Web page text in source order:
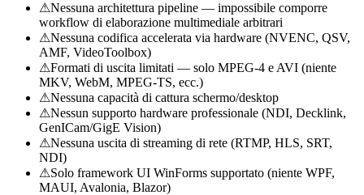
⚠Nessuna architettura pipeline — impossibile comporre
workflow di elaborazione multimediale arbitrari
⚠Nessuna codifica accelerata via hardware (NVENC, QSV,
AMF, VideoToolbox)
⚠Formati di uscita limitati — solo MPEG-4 e AVI (niente
MKV, WebM, MPEG-TS, ecc.)
⚠Nessuna capacità di cattura schermo/desktop
⚠Nessun supporto hardware professionale (NDI, Decklink,
GenICam/GigE Vision)
⚠Nessuna uscita di streaming di rete (RTMP, HLS, SRT,
NDI)
⚠Solo framework UI WinForms supportato (niente WPF,
MAUI, Avalonia, Blazor)